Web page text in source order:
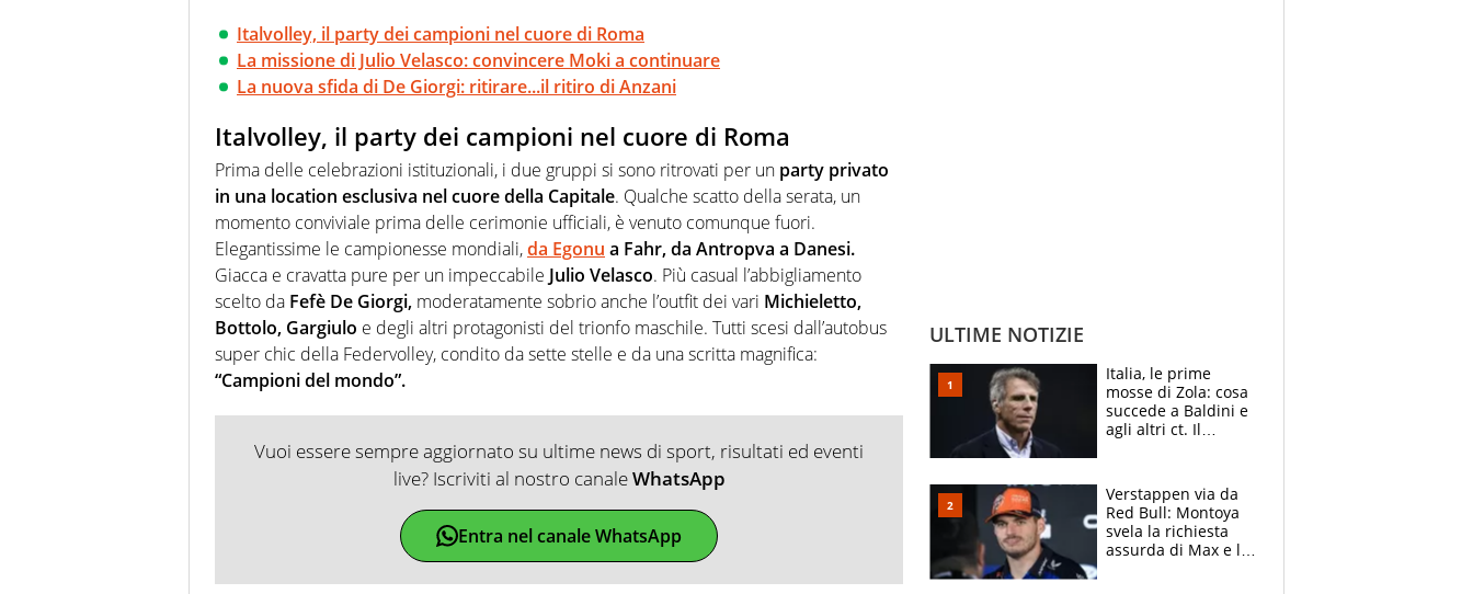
Italvolley, il party dei campioni nel cuore di Roma
La missione di Julio Velasco: convincere Moki a continuare
La nuova sfida di De Giorgi: ritirare...il ritiro di Anzani
Italvolley, il party dei campioni nel cuore di Roma
Prima delle celebrazioni istituzionali, i due gruppi si sono ritrovati per un party privato
in una location esclusiva nel cuore della Capitale. Qualche scatto della serata, un
momento conviviale prima delle cerimonie ufficiali, è venuto comunque fuori.
Elegantissime le campionesse mondiali,da Egonu a Fahr, da Antropva a Danesi.
Giacca e cravatta pure per un impeccabile Julio Velasco. Più casual l’abbigliamento
scelto da Fefè De Giorgi, moderatamente sobrio anche l’outfit dei vari Michieletto,
Bottolo, Gargiulo e degli altri protagonisti del trionfo maschile. Tutti scesi dall’autobus
super chic della Federvolley, condito da sette stelle e da una scritta magnifica:
“Campioni del mondo”.
Vuoi essere sempre aggiornato su ultime news di sport, risultati ed eventi
live? Iscriviti al nostro canaleWhatsApp
Entra nel canale WhatsApp
ULTIME NOTIZIE
Italia, le prime
mosse di Zola: cosa
succede a Baldini e
agli altri ct. Il
azzurri
Verstappen via da
Red Bull: Montoya
svela la richiesta
assurda di Max e lo